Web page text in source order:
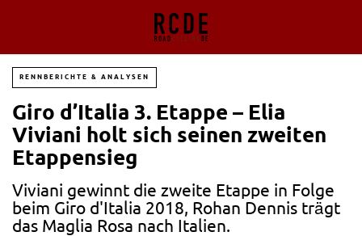
RENNBERICHTE & ANALYSEN
Giro d’Italia 3. Etappe – Elia
Viviani holt sich seinen zweiten
Etappensieg
Viviani gewinnt die zweite Etappe in Folge
beim Giro d'Italia 2018, Rohan Dennis trägt
das Maglia Rosa nach Italien.